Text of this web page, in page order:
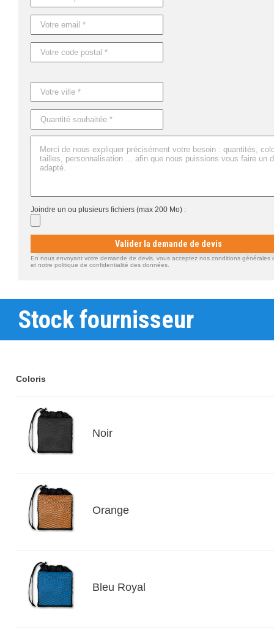
Joindre un ou plusieurs fichiers (max 200 Mo) :
Valider la demande de devis
En nous envoyant votre demande de devis, vous acceptez nos conditions générales
et notre politique de confidentialité des données.
Stock fournisseur
Coloris
Noir
Orange
Bleu Royal